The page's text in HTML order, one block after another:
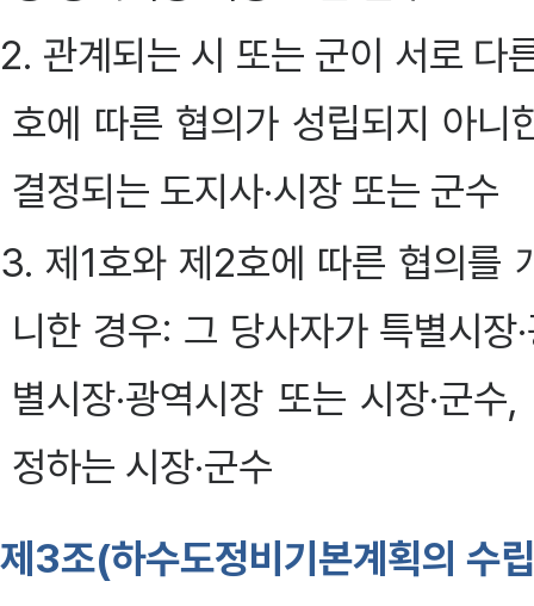
2. 관계되는 시 또는 군이 서로 다
호에 따른 협의가 성립되지 아
결정되는 도지사·시장 또는 군수
3. 제1호와 제2호에 따른 협의를
니한 경우: 그 당사자가 특별시
별시장·광역시장 또는 시장·군
정하는 시장·군수
제3조(하수도정비기본계획의 수